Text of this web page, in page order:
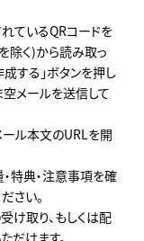
ているQRコードを
除く)から読み取っ
する」ボタンを押し
空メールを送信して
ール本文のURLを開
特典・注意事項を確
さい。
け取り、もしくは配